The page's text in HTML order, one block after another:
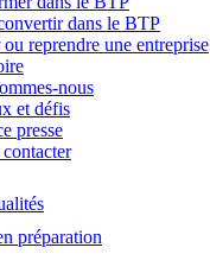
dans le BTP
ou reprendre une entreprise
nous
et défis
presse
préparation